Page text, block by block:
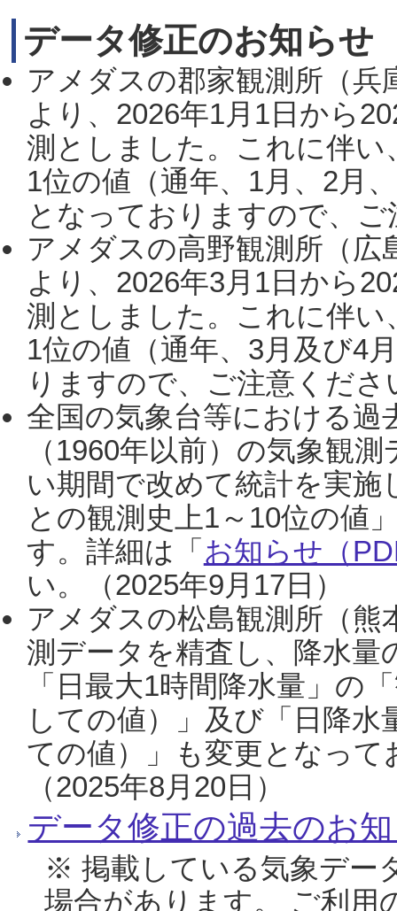
データ修正のお知らせ
アメダスの郡家観測所（
より、2026年1月1日から
測としました。これに伴い
1位の値（通年、1月、2月
となっておりますので、
アメダスの高野観測所（
より、2026年3月1日から
測としました。これに伴い
1位の値（通年、3月及び4
りますので、ご注意くだ
全国の気象台等における過
（1960年以前）の気象観
い期間で改めて統計を実
との観測史上1～10位の値
す。詳細は「 お知らせ（
い。（2025年9月17日）
アメダスの松島観測所（熊
測データを精査し、降水
「日最大1時間降水量」の
しての値）」及び「日降
ての値）」も変更となっ
（2025年8月20日）
データ修正の過去のお
※ 掲載している気象デー
場合があります。 ご利用